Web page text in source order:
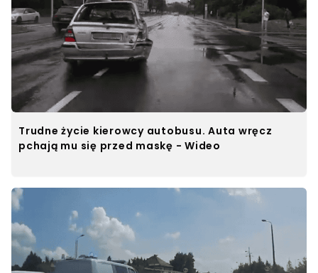
Trudne życie kierowcy autobusu. Auta wręcz
pchają mu się przed maskę - Wideo